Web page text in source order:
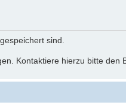
sind.
Kontaktiere hierzu bitte den